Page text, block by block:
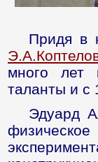
Придя в
много лет
таланты и с
Эдуард